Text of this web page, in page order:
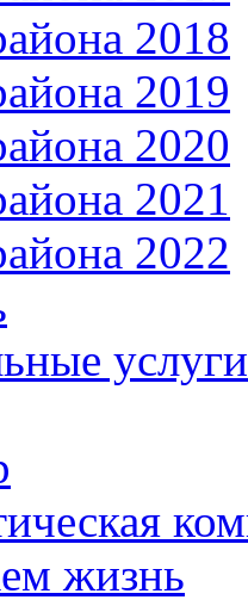
2018
2019
2020
2021
2022
услуги
жизнь